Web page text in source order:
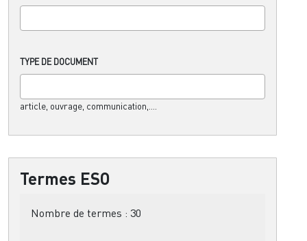
TYPE DE DOCUMENT
article, ouvrage, communication,....
Termes ESO
Nombre de termes : 30